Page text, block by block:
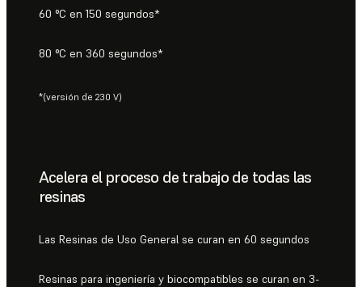
60 °C en 150 segundos*
80 °C en 360 segundos*
*(versión de 230 V)
Acelera el proceso de trabajo de todas las
resinas
Las Resinas de Uso General se curan en 60 segundos
Resinas para ingeniería y biocompatibles se curan en 3-